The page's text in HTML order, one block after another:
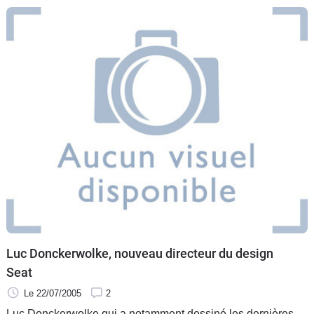
Luc Donckerwolke, nouveau directeur du design
Seat
Le 22/07/2005 2